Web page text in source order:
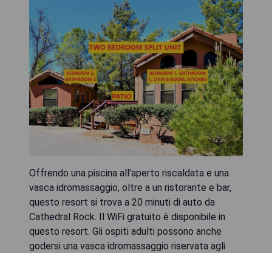
Offrendo una piscina all'aperto riscaldata e una
vasca idromassaggio, oltre a un ristorante e bar,
questo resort si trova a 20 minuti di auto da
Cathedral Rock. Il WiFi gratuito è disponibile in
questo resort. Gli ospiti adulti possono anche
godersi una vasca idromassaggio riservata agli